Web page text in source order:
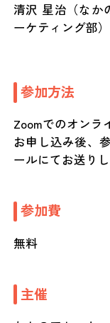
清沢 星治（なか
ーケティング部）
参加方法
Zoomでのオンラ
お申し込み後、
ールにてお送り
参加費
無料
主催